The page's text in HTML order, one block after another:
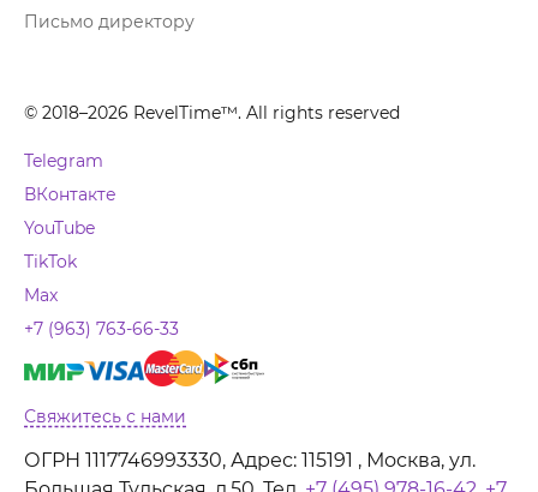
Письмо директору
© 2018–2026 RevelTime™. All rights reserved
Telegram
ВКонтакте
YouTube
TikTok
Max
+7 (963) 763-66-33
Свяжитесь с нами
ОГРН 1117746993330, Адрес: 115191 , Москва, ул.